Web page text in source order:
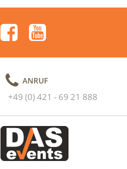
ANRUF
+49 (0) 421 - 69 21 888